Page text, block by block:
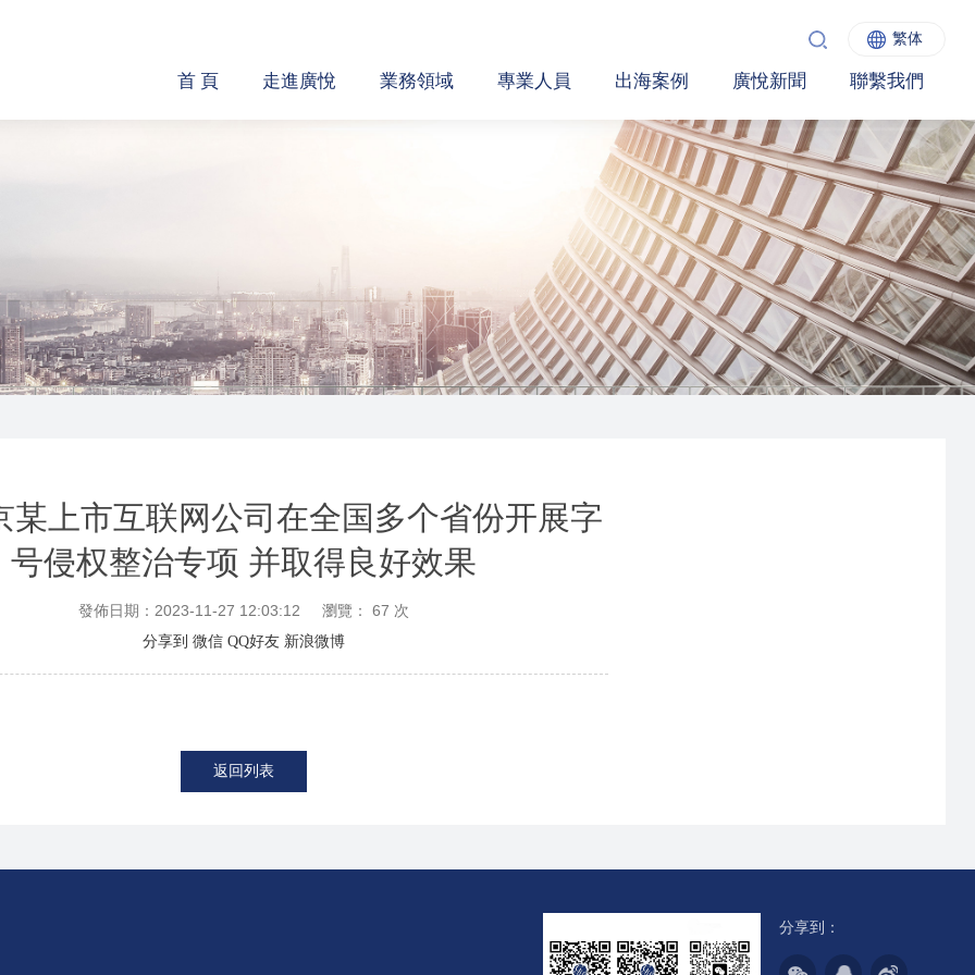
首 頁 走進廣悅 業務領域 專業人員 出海案例 廣悅新聞 聯繫我們
繁体
某上市互联网公司在全国多个省份开展字
号侵权整治专项 并取得良好效果
發佈日期：2023-11-27 12:03:12 瀏覽： 67 次
分享到 微信 QQ好友 新浪微博
返回列表
分享到：